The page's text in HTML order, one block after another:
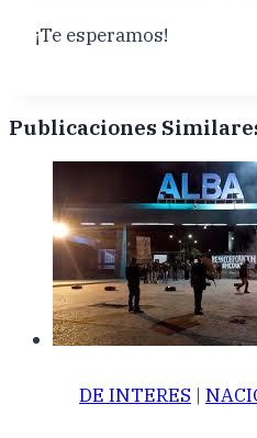
¡Te esperamos!
Publicaciones
DE INTERES |